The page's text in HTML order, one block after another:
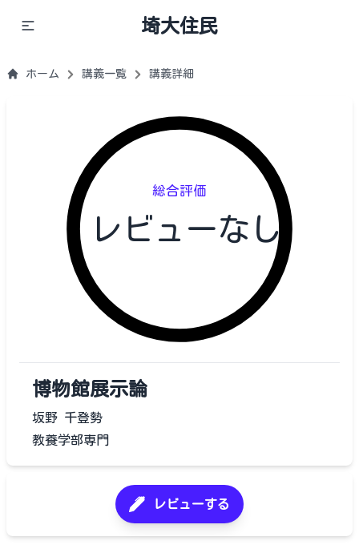
埼大住民
ホーム 講義一覧 講義詳細
総合評価
レビューなし
博物館展示論
坂野 千登勢
教養学部専門
レビューする